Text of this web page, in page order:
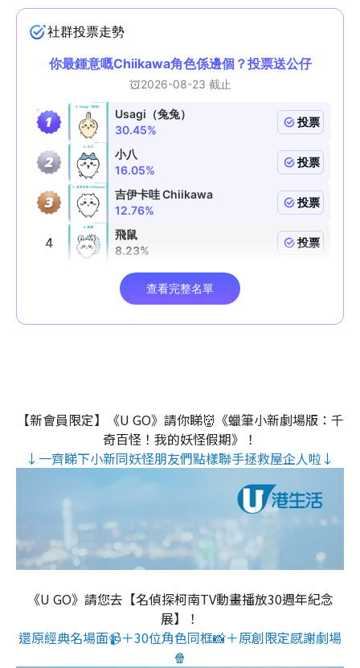
【新會員限定】《U GO》請你睇👹《蠟筆小新劇場版：千
奇百怪！我的妖怪假期》！
↓一齊睇下小新同妖怪朋友們點樣聯手拯救屋企人啦↓
《U GO》請您去【名偵探柯南TV動畫播放30週年紀念
展】！
還原經典名場面📹＋30位角色同框📸＋原創限定感謝劇場
🍿